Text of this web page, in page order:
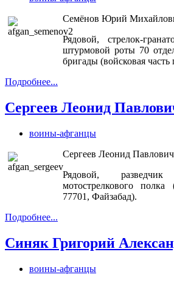
Семёнов Юрий
Рядовой, стрелок-
штурмовой роты 70
бригады (войсковая
Подробнее...
Сергеев Леонид
воины-афганцы
Сергеев Леонид
Рядовой,
мотострелкового полка
77701, Файзабад).
Подробнее...
Синяк Григорий
воины-афганцы